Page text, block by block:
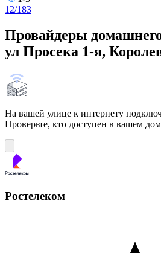
1 2/183
Провайдеры
ул Просека 1-я,
На вашей улице к интернету
Проверьте, кто доступен в вашем
Ростелеком